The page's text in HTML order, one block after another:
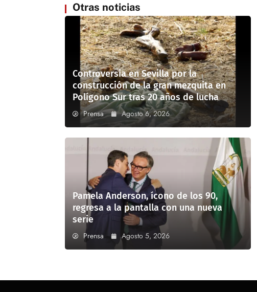
Otras noticias
Controversia en Sevilla por la
construcción de la gran mezquita en
Polígono Sur tras 20 años de lucha
Prensa Agosto 6, 2026
Pamela Anderson, ícono de los 90,
regresa a la pantalla con una nueva
serie
Prensa Agosto 5, 2026